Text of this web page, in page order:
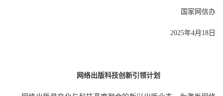
国家网信办
2025年4月18日
网络出版科技创新引领计划